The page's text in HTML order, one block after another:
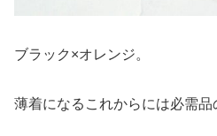
ブラック×オレンジ。
薄着になるこれからには必需品